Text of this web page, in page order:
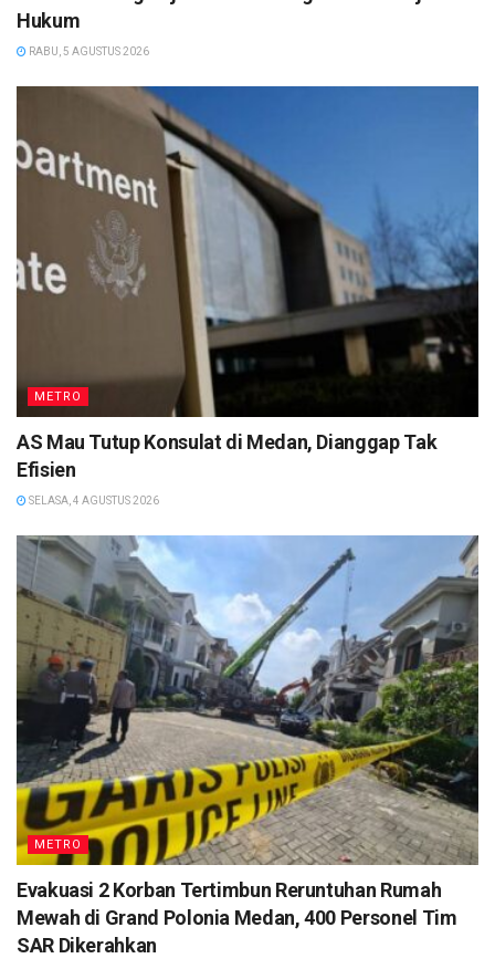
Hukum
RABU, 5 AGUSTUS 2026
METRO
AS Mau Tutup Konsulat di Medan, Dianggap Tak
Efisien
SELASA, 4 AGUSTUS 2026
METRO
Evakuasi 2 Korban Tertimbun Reruntuhan Rumah
Mewah di Grand Polonia Medan, 400 Personel Tim
SAR Dikerahkan